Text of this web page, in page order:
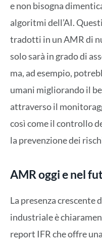
e non bisogna
algoritmi dell’AI.
tradotti in un AMR di
solo sarà in grado di
ma, ad esempio,
umani migliorando il
attraverso il
così come il controllo
la prevenzione dei
AMR oggi e nel
La presenza crescente
industriale è
report IFR che offre